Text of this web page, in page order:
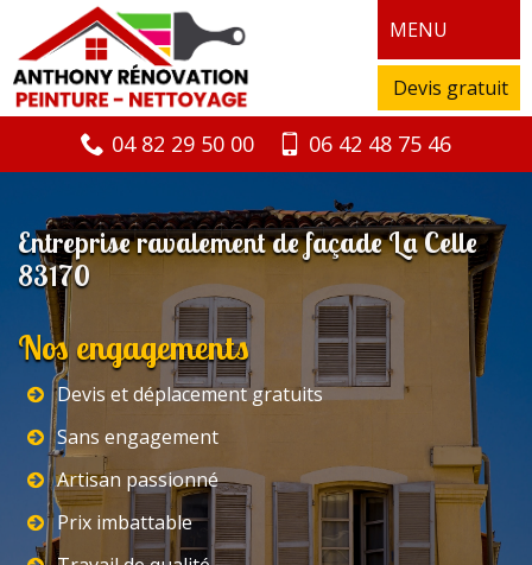
MENU
Devis gratuit
04 82 29 50 00 06 42 48 75 46
Entreprise ravalement de façade La Celle
83170
Nos engagements
Devis et déplacement gratuits
Sans engagement
Artisan passionné
Prix imbattable